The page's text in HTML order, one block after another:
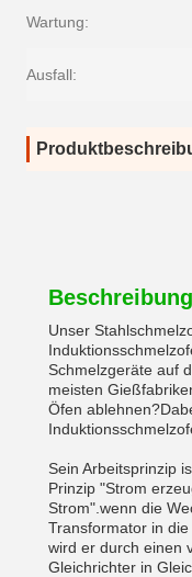
Wartung:
Ausfall:
Unser
Schmelzgeräte auf
meisten
Öfen
Sein Arbeitsprinzip
Prinzip "Strom
Strom".wenn die
Transformator in
wird er durch einen
Gleichrichter in